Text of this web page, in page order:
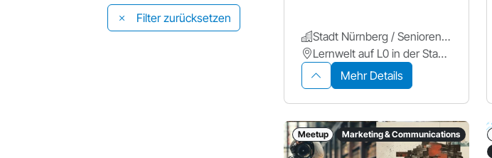
Filter zurücksetzen
Stadt Nürnberg / Seniorenamt
Lernwelt auf L0 in der Stadtbibliothek Zentrum
Mehr Details
Meetup Marketing & Communications